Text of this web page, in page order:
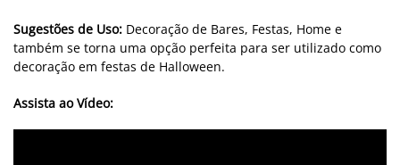
Sugestões de Uso: Decoração de Bares, Festas, Home e
também se torna uma opção perfeita para ser utilizado como
decoração em festas de Halloween.
Assista ao Vídeo: